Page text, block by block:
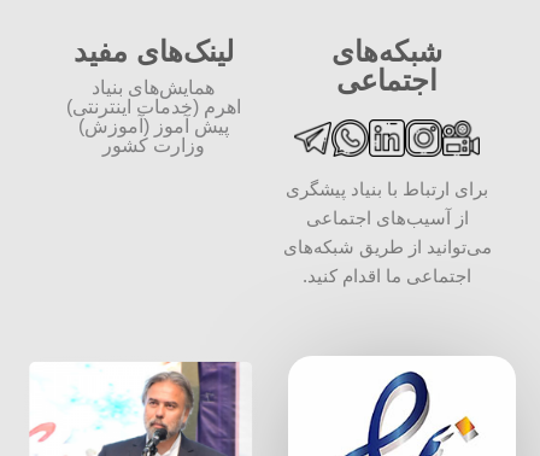
شبکه‌های
اجتماعی
برای ارتباط با بنیاد پیشگری
از آسیب‌های اجتماعی
می‌توانید از طریق شبکه‌‎های
اجتماعی ما اقدام کنید.
لینک‌های مفید
همایش‌های بنیاد
اهرم (خدمات اینترنتی)
پیش آموز (آموزش)
وزارت کشور